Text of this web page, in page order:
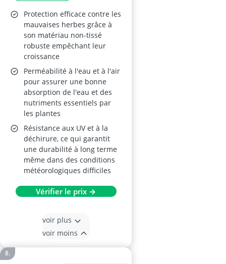
Protection efficace contre les
mauvaises herbes grâce à
son matériau non-tissé
robuste empêchant leur
croissance
Perméabilité à l'eau et à l'air
pour assurer une bonne
absorption de l'eau et des
nutriments essentiels par
les plantes
Résistance aux UV et à la
déchirure, ce qui garantit
une durabilité à long terme
même dans des conditions
météorologiques difficiles
Vérifier le prix →
voir plus
voir moins